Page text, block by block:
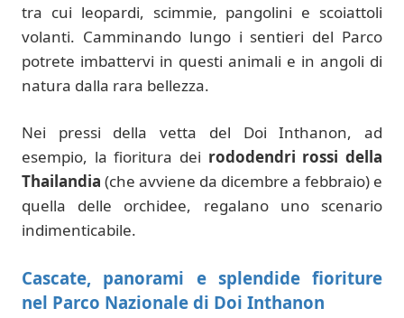
tra cui leopardi, scimmie, pangolini e scoiattoli
volanti. Camminando lungo i sentieri del Parco
potrete imbattervi in questi animali e in angoli di
natura dalla rara bellezza.
Nei pressi della vetta del Doi Inthanon, ad
esempio, la fioritura dei rododendri rossi della
Thailandia (che avviene da dicembre a febbraio) e
quella delle orchidee, regalano uno scenario
indimenticabile.
Cascate, panorami e splendide fioriture
nel Parco Nazionale di Doi Inthanon